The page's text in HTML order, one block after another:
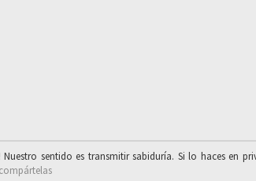
Nuestro sentido es transmitir sabiduría. Si lo haces en